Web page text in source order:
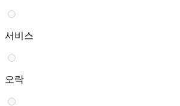
서비스
오락